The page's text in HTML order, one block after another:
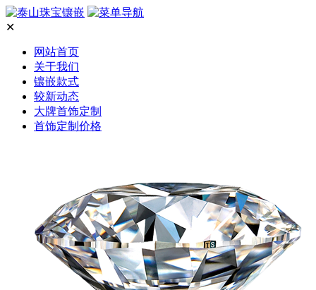
✕
网站首页
关于我们
镶嵌款式
较新动态
大牌首饰定制
首饰定制价格